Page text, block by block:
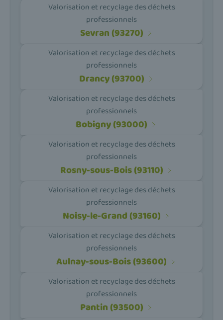
Valorisation et recyclage des déchets
professionnels
Sevran (93270)
Valorisation et recyclage des déchets
professionnels
Drancy (93700)
Valorisation et recyclage des déchets
professionnels
Bobigny (93000)
Valorisation et recyclage des déchets
professionnels
Rosny-sous-Bois (93110)
Valorisation et recyclage des déchets
professionnels
Noisy-le-Grand (93160)
Valorisation et recyclage des déchets
professionnels
Aulnay-sous-Bois (93600)
Valorisation et recyclage des déchets
professionnels
Pantin (93500)